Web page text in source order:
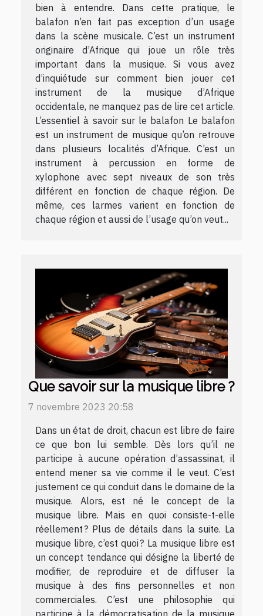
bien à entendre. Dans cette pratique, le
balafon n’en fait pas exception d’un usage
dans la scène musicale. C’est un instrument
originaire d’Afrique qui joue un rôle très
important dans la musique. Si vous avez
d’inquiétude sur comment bien jouer cet
instrument de la musique d’Afrique
occidentale, ne manquez pas de lire cet article.
L’essentiel à savoir sur le balafon Le balafon
est un instrument de musique qu’on retrouve
dans plusieurs localités d’Afrique. C’est un
instrument à percussion en forme de
xylophone avec sept niveaux de son très
différent en fonction de chaque région. De
même, ces larmes varient en fonction de
chaque région et aussi de l’usage qu’on veut...
Que savoir sur la musique libre ?
7 novembre 2023 20:58
Dans un état de droit, chacun est libre de faire
ce que bon lui semble. Dès lors qu’il ne
participe à aucune opération d’assassinat, il
entend mener sa vie comme il le veut. C’est
justement ce qui conduit dans le domaine de la
musique. Alors, est né le concept de la
musique libre. Mais en quoi consiste-t-elle
réellement ? Plus de détails dans la suite. La
musique libre, c’est quoi ? La musique libre est
un concept tendance qui désigne la liberté de
modifier, de reproduire et de diffuser la
musique à des fins personnelles et non
commerciales. C’est une philosophie qui